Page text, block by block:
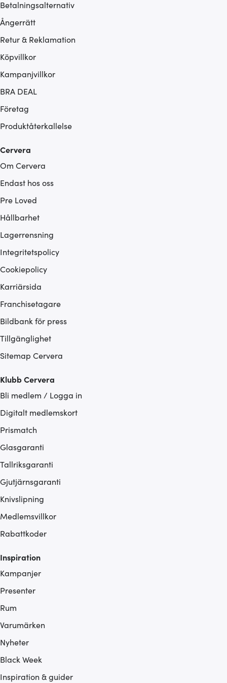
Betalningsalternativ
Ångerrätt
Retur & Reklamation
Köpvillkor
Kampanjvillkor
BRA DEAL
Företag
Produktåterkallelse
Cervera
Om Cervera
Endast hos oss
Pre Loved
Hållbarhet
Lagerrensning
Integritetspolicy
Cookiepolicy
Karriärsida
Franchisetagare
Bildbank för press
Tillgänglighet
Sitemap Cervera
Klubb Cervera
Bli medlem / Logga in
Digitalt medlemskort
Prismatch
Glasgaranti
Tallriksgaranti
Gjutjärnsgaranti
Knivslipning
Medlemsvillkor
Rabattkoder
Inspiration
Kampanjer
Presenter
Rum
Varumärken
Nyheter
Black Week
Inspiration & guider